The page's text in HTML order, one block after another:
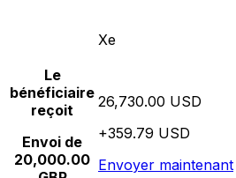
Xe
Le
bénéficiaire
reçoit
Envoi de
20,000.00
26,730.00 USD
+359.79 USD
Envoyer maintenant